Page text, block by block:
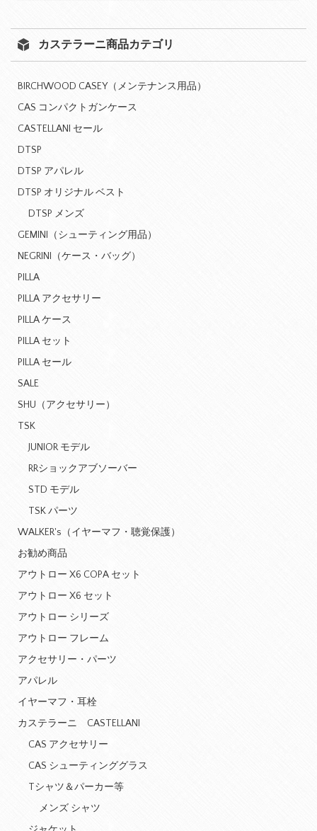
カステラーニ商品カテゴリ
BIRCHWOOD CASEY（メンテナンス用品）
CAS コンパクトガンケース
CASTELLANI セール
DTSP
DTSP アパレル
DTSP オリジナル ベスト
DTSP メンズ
GEMINI（シューティング用品）
NEGRINI（ケース・バッグ）
PILLA
PILLA アクセサリー
PILLA ケース
PILLA セット
PILLA セール
SALE
SHU（アクセサリー）
TSK
JUNIOR モデル
RRショックアブソーバー
STD モデル
TSK パーツ
WALKER's（イヤーマフ・聴覚保護）
お勧め商品
アウトロー X6 COPA セット
アウトロー X6 セット
アウトロー シリーズ
アウトロー フレーム
アクセサリー・パーツ
アパレル
イヤーマフ・耳栓
カステラーニ CASTELLANI
CAS アクセサリー
CAS シューティンググラス
Tシャツ＆パーカー等
メンズ シャツ